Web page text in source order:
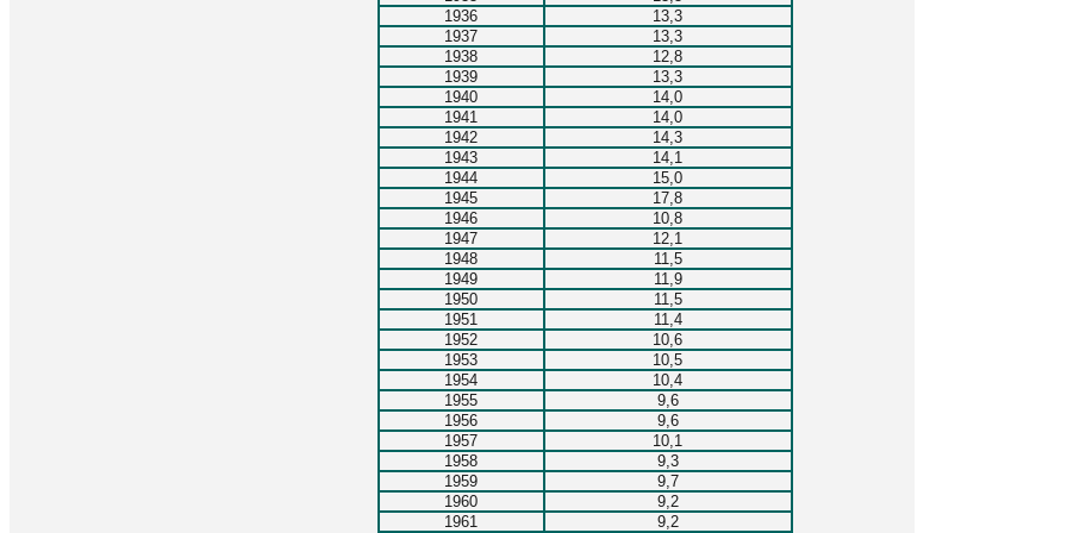
1936
13,3
1937
13,3
1938
12,8
1939
13,3
1940
14,0
1941
14,0
1942
14,3
1943
14,1
1944
15,0
1945
17,8
1946
10,8
1947
12,1
1948
11,5
1949
11,9
1950
11,5
1951
11,4
1952
10,6
1953
10,5
1954
10,4
1955
9,6
1956
9,6
1957
10,1
1958
9,3
1959
9,7
1960
9,2
1961
9,2